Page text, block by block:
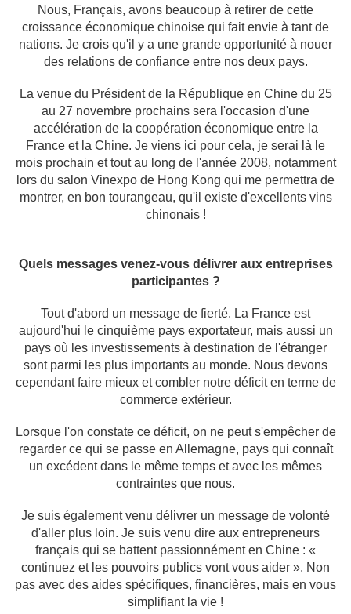
Nous, Français, avons beaucoup à retirer de cette
croissance économique chinoise qui fait envie à tant de
nations. Je crois qu'il y a une grande opportunité à nouer
des relations de confiance entre nos deux pays.
La venue du Président de la République en Chine du 25
au 27 novembre prochains sera l'occasion d'une
accélération de la coopération économique entre la
France et la Chine. Je viens ici pour cela, je serai là le
mois prochain et tout au long de l'année 2008, notamment
lors du salon Vinexpo de Hong Kong qui me permettra de
montrer, en bon tourangeau, qu'il existe d'excellents vins
chinonais !
Quels messages venez-vous délivrer aux entreprises
participantes ?
Tout d'abord un message de fierté. La France est
aujourd'hui le cinquième pays exportateur, mais aussi un
pays où les investissements à destination de l'étranger
sont parmi les plus importants au monde. Nous devons
cependant faire mieux et combler notre déficit en terme de
commerce extérieur.
Lorsque l'on constate ce déficit, on ne peut s'empêcher de
regarder ce qui se passe en Allemagne, pays qui connaît
un excédent dans le même temps et avec les mêmes
contraintes que nous.
Je suis également venu délivrer un message de volonté
d'aller plus loin. Je suis venu dire aux entrepreneurs
français qui se battent passionnément en Chine : «
continuez et les pouvoirs publics vont vous aider ». Non
pas avec des aides spécifiques, financières, mais en vous
simplifiant la vie !